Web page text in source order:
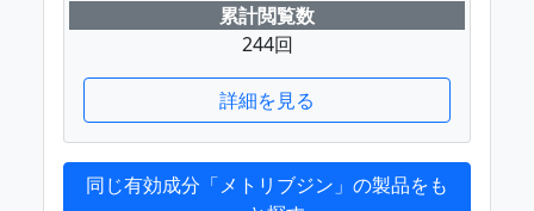
累計閲覧数
244回
詳細を見る
同じ有効成分「メトリブジン」の製品をも